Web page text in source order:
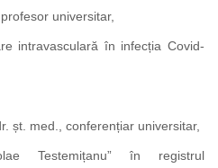
universitar,
intravasculară în infecția Covid-
șt. med., conferențiar universitar,
Testemițanu” în registrul